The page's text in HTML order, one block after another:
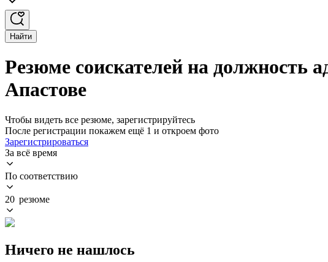
Найти
Резюме соискателей на должность
Апастове
Чтобы видеть все резюме, зарегистрируйтесь
После регистрации покажем ещё 1 и откроем фото
Зарегистрироваться
За всё время
По соответствию
20 резюме
Ничего не нашлось